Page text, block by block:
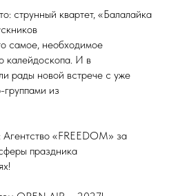
струнный квартет, «Балалайка
самое, необходимое
калейдоскопа. И в
рады новой встрече с уже
из
«FREEDOM» за
праздника